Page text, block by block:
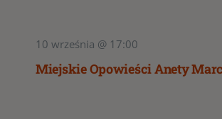
10 września @ 17:00
Miejskie Opowieści Anety